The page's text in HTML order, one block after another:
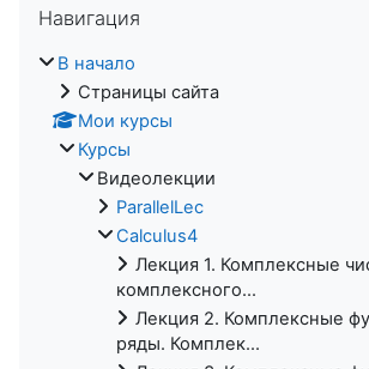
Навигация
В начало
Страницы сайта
Мои курсы
Курсы
Видеолекции
ParallelLec
Calculus4
Лекция 1. Комплексные
комплексного...
Лекция 2. Комплексные
ряды. Комплек...